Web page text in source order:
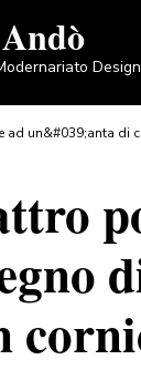
Design
ad un&#039;anta di